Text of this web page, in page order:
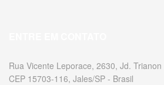
Rua Vicente Leporace, 2630, Jd. Trianon
CEP 15703-116, Jales/SP - Brasil